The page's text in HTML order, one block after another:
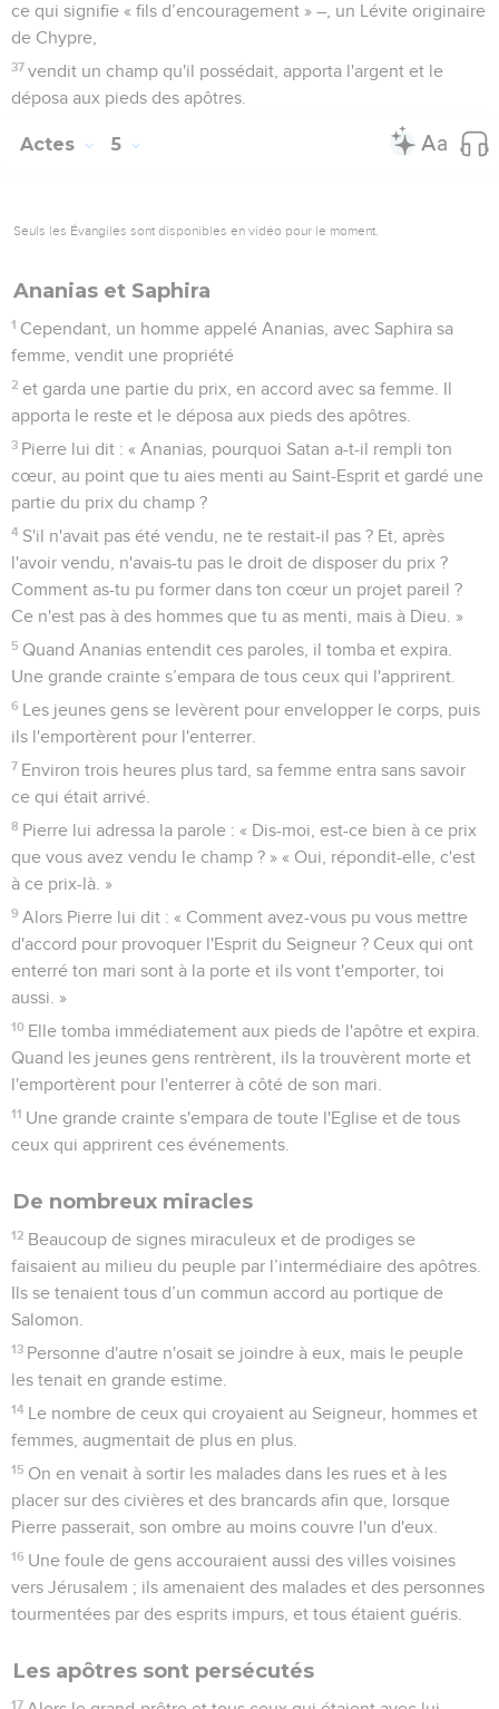
ce qui signifie « fils d’encouragement » –, un Lévite originaire
de Chypre,
37 vendit un champ qu'il possédait, apporta l'argent et le
déposa aux pieds des apôtres.
Actes 5
Seuls les Évangiles sont disponibles en vidéo pour le moment.
Ananias et Saphira
1 Cependant, un homme appelé Ananias, avec Saphira sa
femme, vendit une propriété
2 et garda une partie du prix, en accord avec sa femme. Il
apporta le reste et le déposa aux pieds des apôtres.
3 Pierre lui dit : « Ananias, pourquoi Satan a-t-il rempli ton
cœur, au point que tu aies menti au Saint-Esprit et gardé une
partie du prix du champ ?
4 S'il n'avait pas été vendu, ne te restait-il pas ? Et, après
l'avoir vendu, n'avais-tu pas le droit de disposer du prix ?
Comment as-tu pu former dans ton cœur un projet pareil ?
Ce n'est pas à des hommes que tu as menti, mais à Dieu. »
5 Quand Ananias entendit ces paroles, il tomba et expira.
Une grande crainte s’empara de tous ceux qui l'apprirent.
6 Les jeunes gens se levèrent pour envelopper le corps, puis
ils l'emportèrent pour l'enterrer.
7 Environ trois heures plus tard, sa femme entra sans savoir
ce qui était arrivé.
8 Pierre lui adressa la parole : « Dis-moi, est-ce bien à ce prix
que vous avez vendu le champ ? » « Oui, répondit-elle, c'est
à ce prix-là. »
9 Alors Pierre lui dit : « Comment avez-vous pu vous mettre
d'accord pour provoquer l'Esprit du Seigneur ? Ceux qui ont
enterré ton mari sont à la porte et ils vont t'emporter, toi
aussi. »
10 Elle tomba immédiatement aux pieds de l'apôtre et expira.
Quand les jeunes gens rentrèrent, ils la trouvèrent morte et
l'emportèrent pour l'enterrer à côté de son mari.
11 Une grande crainte s'empara de toute l'Eglise et de tous
ceux qui apprirent ces événements.
De nombreux miracles
12 Beaucoup de signes miraculeux et de prodiges se
faisaient au milieu du peuple par l’intermédiaire des apôtres.
Ils se tenaient tous d’un commun accord au portique de
Salomon.
13 Personne d'autre n'osait se joindre à eux, mais le peuple
les tenait en grande estime.
14 Le nombre de ceux qui croyaient au Seigneur, hommes et
femmes, augmentait de plus en plus.
15 On en venait à sortir les malades dans les rues et à les
placer sur des civières et des brancards afin que, lorsque
Pierre passerait, son ombre au moins couvre l'un d'eux.
16 Une foule de gens accouraient aussi des villes voisines
vers Jérusalem ; ils amenaient des malades et des personnes
tourmentées par des esprits impurs, et tous étaient guéris.
Les apôtres sont persécutés
17